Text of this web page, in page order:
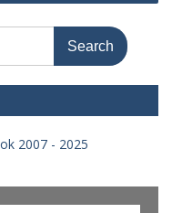
2007 - 2025